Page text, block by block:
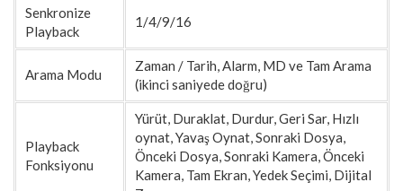
Senkronize
Playback
1/4/9/16
Arama Modu
Zaman / Tarih, Alarm, MD ve Tam Arama
(ikinci saniyede doğru)
Playback
Fonksiyonu
Yürüt, Duraklat, Durdur, Geri Sar, Hızlı
oynat, Yavaş Oynat, Sonraki Dosya,
Önceki Dosya, Sonraki Kamera, Önceki
Kamera, Tam Ekran, Yedek Seçimi, Dijital